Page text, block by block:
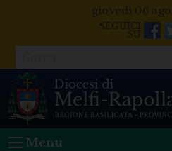
giovedì 06
Menu